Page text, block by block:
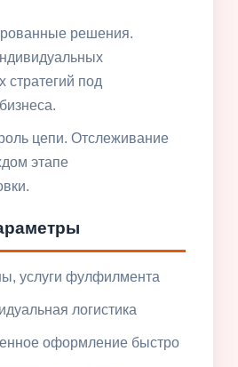
решения.
стратегий под
цепи. Отслеживание
этапе
услуги фулфилмента
логистика
оформление быстро